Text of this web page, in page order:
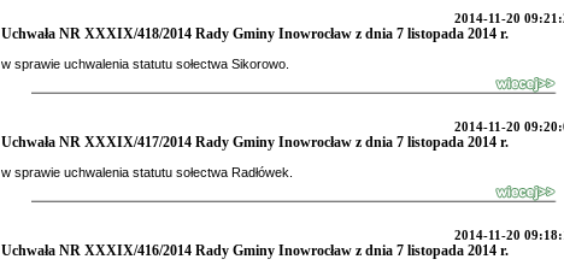
2014-11-20
Uchwała NR XXXIX/418/2014 Rady Gminy Inowrocław z dnia 7 listopada 2014 r.
w sprawie uchwalenia statutu sołectwa Sikorowo.
2014-11-20
Uchwała NR XXXIX/417/2014 Rady Gminy Inowrocław z dnia 7 listopada 2014 r.
w sprawie uchwalenia statutu sołectwa Radłówek.
2014-11-20
Uchwała NR XXXIX/416/2014 Rady Gminy Inowrocław z dnia 7 listopada 2014 r.